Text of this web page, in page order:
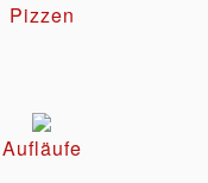
Pizzen
Aufläufe